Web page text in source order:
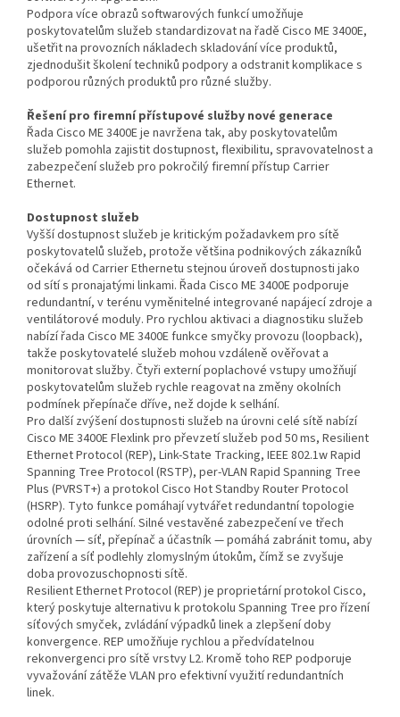
Podpora více obrazů softwarových funkcí umožňuje
poskytovatelům služeb standardizovat na řadě Cisco ME 3400E,
ušetřit na provozních nákladech skladování více produktů,
zjednodušit školení techniků podpory a odstranit komplikace s
podporou různých produktů pro různé služby.
Řešení pro firemní přístupové služby nové generace
Řada Cisco ME 3400E je navržena tak, aby poskytovatelům
služeb pomohla zajistit dostupnost, flexibilitu, spravovatelnost a
zabezpečení služeb pro pokročilý firemní přístup Carrier
Ethernet.
Dostupnost služeb
Vyšší dostupnost služeb je kritickým požadavkem pro sítě
poskytovatelů služeb, protože většina podnikových zákazníků
očekává od Carrier Ethernetu stejnou úroveň dostupnosti jako
od sítí s pronajatými linkami. Řada Cisco ME 3400E podporuje
redundantní, v terénu vyměnitelné integrované napájecí zdroje a
ventilátorové moduly. Pro rychlou aktivaci a diagnostiku služeb
nabízí řada Cisco ME 3400E funkce smyčky provozu (loopback),
takže poskytovatelé služeb mohou vzdáleně ověřovat a
monitorovat služby. Čtyři externí poplachové vstupy umožňují
poskytovatelům služeb rychle reagovat na změny okolních
podmínek přepínače dříve, než dojde k selhání.
Pro další zvýšení dostupnosti služeb na úrovni celé sítě nabízí
Cisco ME 3400E Flexlink pro převzetí služeb pod 50 ms, Resilient
Ethernet Protocol (REP), Link-State Tracking, IEEE 802.1w Rapid
Spanning Tree Protocol (RSTP), per-VLAN Rapid Spanning Tree
Plus (PVRST+) a protokol Cisco Hot Standby Router Protocol
(HSRP). Tyto funkce pomáhají vytvářet redundantní topologie
odolné proti selhání. Silné vestavěné zabezpečení ve třech
úrovních — síť, přepínač a účastník — pomáhá zabránit tomu, aby
zařízení a síť podlehly zlomyslným útokům, čímž se zvyšuje
doba provozuschopnosti sítě.
Resilient Ethernet Protocol (REP) je proprietární protokol Cisco,
který poskytuje alternativu k protokolu Spanning Tree pro řízení
síťových smyček, zvládání výpadků linek a zlepšení doby
konvergence. REP umožňuje rychlou a předvídatelnou
rekonvergenci pro sítě vrstvy L2. Kromě toho REP podporuje
vyvažování zátěže VLAN pro efektivní využití redundantních
linek.